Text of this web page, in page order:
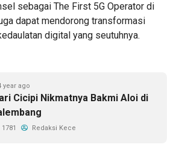
sebagai The First 5G Operator di
dapat mendorong transformasi
digital yang seutuhnya.
year ago
Cicipi Nikmatnya Bakmi Aloi di
1781 Redaksi Kece